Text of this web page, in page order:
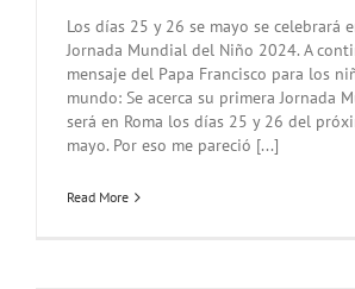
Los días 25 y 26 se mayo se celebrará
Jornada Mundial del Niño 2024. A
mensaje del Papa Francisco para los
mundo: Se acerca su primera Jornada
será en Roma los días 25 y 26 del
mayo. Por eso me pareció [...]
Read More